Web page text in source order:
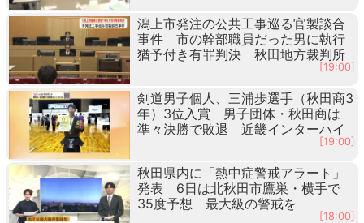
潟上市発注の公共工事巡る官製談合
事件 市の幹部職員だった男に執行
猶予付き有罪判決 秋田地方裁判所
[19:00]
剣道男子個人、三浦歩選手（秋田商3
年）3位入賞 男子団体・秋田商は
準々決勝で敗退 近畿インターハイ
[19:00]
秋田県内に「熱中症警戒アラート」
発表 6日は北秋田市鷹巣・横手で
35度予想 最大級の警戒を
[18:00]